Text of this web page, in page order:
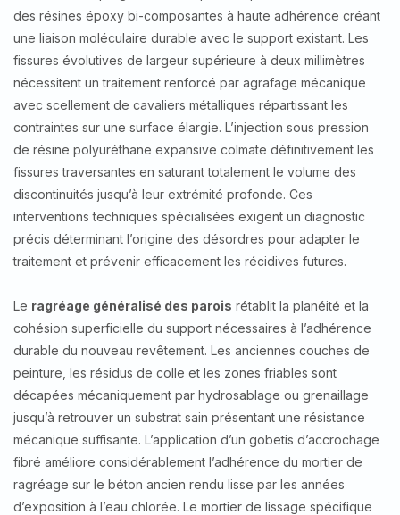
des résines époxy bi-composantes à haute adhérence créant
une liaison moléculaire durable avec le support existant. Les
fissures évolutives de largeur supérieure à deux millimètres
nécessitent un traitement renforcé par agrafage mécanique
avec scellement de cavaliers métalliques répartissant les
contraintes sur une surface élargie. L’injection sous pression
de résine polyuréthane expansive colmate définitivement les
fissures traversantes en saturant totalement le volume des
discontinuités jusqu’à leur extrémité profonde. Ces
interventions techniques spécialisées exigent un diagnostic
précis déterminant l’origine des désordres pour adapter le
traitement et prévenir efficacement les récidives futures.
Le ragréage généralisé des parois rétablit la planéité et la
cohésion superficielle du support nécessaires à l’adhérence
durable du nouveau revêtement. Les anciennes couches de
peinture, les résidus de colle et les zones friables sont
décapées mécaniquement par hydrosablage ou grenaillage
jusqu’à retrouver un substrat sain présentant une résistance
mécanique suffisante. L’application d’un gobetis d’accrochage
fibré améliore considérablement l’adhérence du mortier de
ragréage sur le béton ancien rendu lisse par les années
d’exposition à l’eau chlorée. Le mortier de lissage spécifique